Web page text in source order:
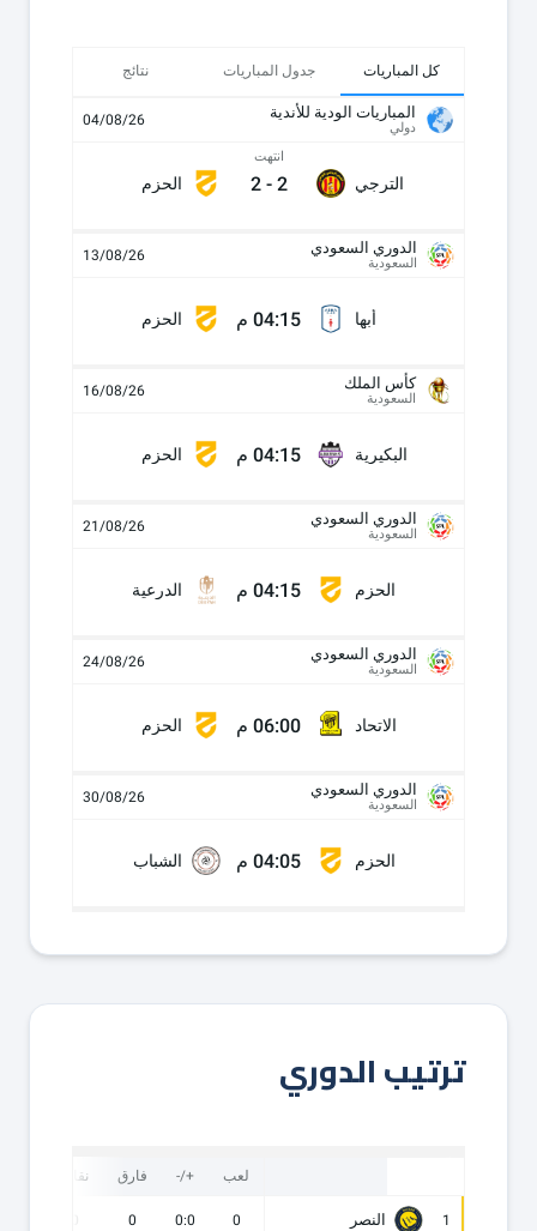
كل المباريات جدول المباريات نتائج
المباريات الودية للأندية
دولي 04/08/26
الترجي
انتهت
2
-
2 الحزم
الدوري السعودي
السعودية 13/08/26
أبها 04:15 م الحزم
كأس الملك
السعودية 16/08/26
البكيرية 04:15 م الحزم
الدوري السعودي
السعودية 21/08/26
الحزم 04:15 م الدرعية
الدوري السعودي
السعودية 24/08/26
الاتحاد 06:00 م الحزم
الدوري السعودي
السعودية 30/08/26
الحزم 04:05 م الشباب
ترتيب الدوري
لعب +/- فارق نقاط
1 النصر 0
0:0
0